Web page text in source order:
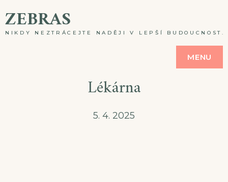
toZEBRAS
NIKDY NEZTRÁCEJTE NADĚJI V LEPŠÍ
MENU
Lékárna
5. 4. 2025